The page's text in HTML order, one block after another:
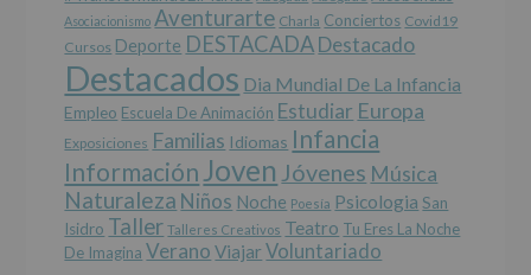
salvo
obligación
legal.
Derechos:
De
acceso,
rectificación,
supresión,
así
como
otros
derechos,
según
Asociacionismo Aventurarte Charla Conciertos Covid19
Cursos Deporte DESTACADADestacado
Destacados Dia Mundial De La Infancia
Empleo Escuela De Animación Estudiar Europa
Exposiciones Familias Idiomas Infancia
Información Joven Jóvenes Música
Naturaleza Niños Noche Poesía Psicologia San
Isidro Taller Talleres Creativos Teatro Tu Eres La Noche
De Imagina Verano Viajar Voluntariado